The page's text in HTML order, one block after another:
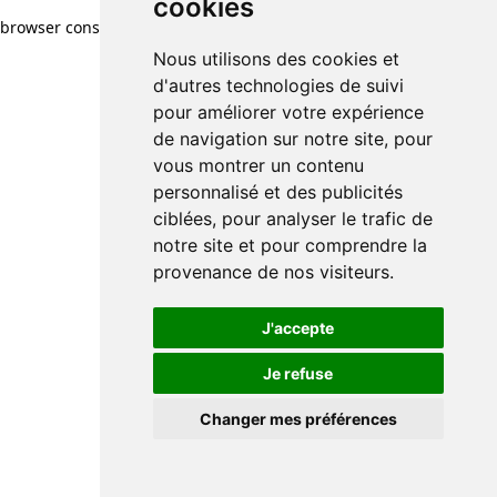
cookies
Nous utilisons des cookies et
d'autres technologies de suivi
pour améliorer votre expérience
de navigation sur notre site, pour
vous montrer un contenu
personnalisé et des publicités
ciblées, pour analyser le trafic de
notre site et pour comprendre la
provenance de nos visiteurs.
J'accepte
Je refuse
Changer mes préférences
browser console for more information)